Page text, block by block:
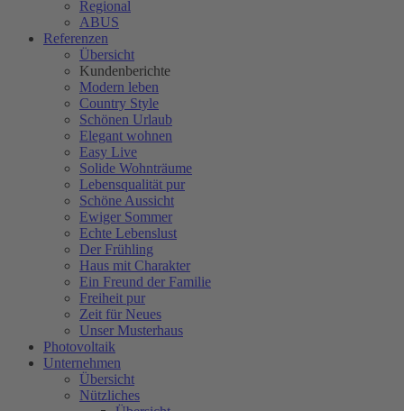
Regional
ABUS
Referenzen
Übersicht
Kundenberichte
Modern leben
Country Style
Schönen Urlaub
Elegant wohnen
Easy Live
Solide Wohnträume
Lebensqualität pur
Schöne Aussicht
Ewiger Sommer
Echte Lebenslust
Der Frühling
Haus mit Charakter
Ein Freund der Familie
Freiheit pur
Zeit für Neues
Unser Musterhaus
Photovoltaik
Unternehmen
Übersicht
Nützliches